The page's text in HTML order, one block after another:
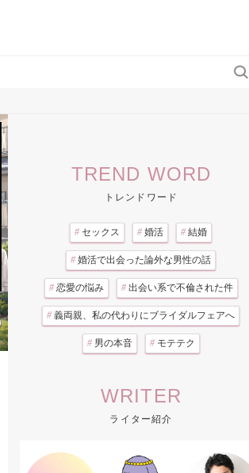
TREND WORD
トレンドワード
# セックス # 婚活 # 結婚
# 婚活で出会った論外な男性の話
# 恋愛の悩み # 出会い系で不倫された件
# 義両親、私の代わりにブライダルフェアへ
# 男の本音 # モテテク
WRITER
ライター紹介